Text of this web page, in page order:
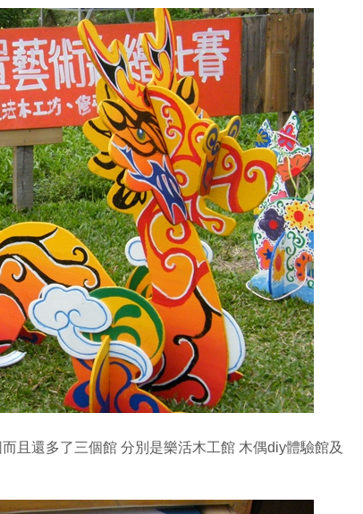
且還多了三個館 分別是樂活木工館 木偶diy體驗館及